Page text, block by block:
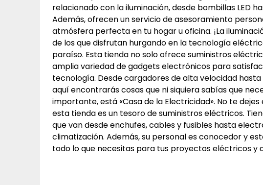
relacionado con la iluminación, desde bombillas LED
Además, ofrecen un servicio de asesoramiento
atmósfera perfecta en tu hogar u oficina. ¡La
de los que disfrutan hurgando en la tecnología
paraíso. Esta tienda no solo ofrece suministros
amplia variedad de gadgets electrónicos para
tecnología. Desde cargadores de alta velocidad
aquí encontrarás cosas que ni siquiera sabías que
importante, está «Casa de la Electricidad». No te
esta tienda es un tesoro de suministros eléctricos.
que van desde enchufes, cables y fusibles hasta
climatización. Además, su personal es conocedor y
todo lo que necesitas para tus proyectos eléctricos y